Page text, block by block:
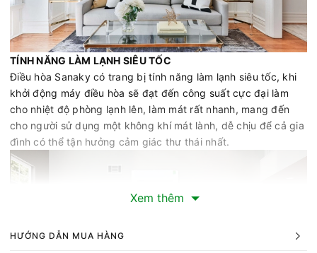
TÍNH NĂNG LÀM LẠNH SIÊU TỐC
Điều hòa Sanaky có trang bị tính năng làm lạnh siêu tốc, khi
khởi động máy điều hòa sẽ đạt đến công suất cực đại làm
cho nhiệt độ phòng lạnh lên, làm mát rất nhanh, mang đến
cho người sử dụng một không khí mát lành, dễ chịu để cả gia
đình có thể tận hưởng cảm giác thư thái nhất.
Xem thêm
HƯỚNG DẪN MUA HÀNG